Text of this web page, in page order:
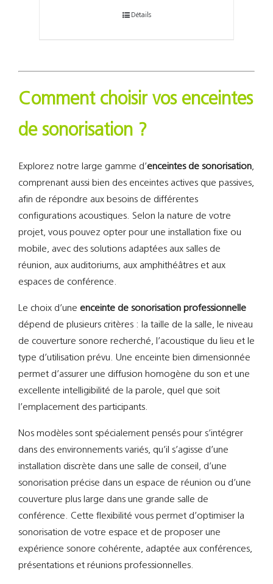
Détails
Comment choisir vos enceintes
de sonorisation ?
Explorez notre large gamme d’enceintes de sonorisation,
comprenant aussi bien des enceintes actives que passives,
afin de répondre aux besoins de différentes
configurations acoustiques. Selon la nature de votre
projet, vous pouvez opter pour une installation fixe ou
mobile, avec des solutions adaptées aux salles de
réunion, aux auditoriums, aux amphithéâtres et aux
espaces de conférence.
Le choix d’une enceinte de sonorisation professionnelle
dépend de plusieurs critères : la taille de la salle, le niveau
de couverture sonore recherché, l’acoustique du lieu et le
type d’utilisation prévu. Une enceinte bien dimensionnée
permet d’assurer une diffusion homogène du son et une
excellente intelligibilité de la parole, quel que soit
l’emplacement des participants.
Nos modèles sont spécialement pensés pour s’intégrer
dans des environnements variés, qu’il s’agisse d’une
installation discrète dans une salle de conseil, d’une
sonorisation précise dans un espace de réunion ou d’une
couverture plus large dans une grande salle de
conférence. Cette flexibilité vous permet d’optimiser la
sonorisation de votre espace et de proposer une
expérience sonore cohérente, adaptée aux conférences,
présentations et réunions professionnelles.